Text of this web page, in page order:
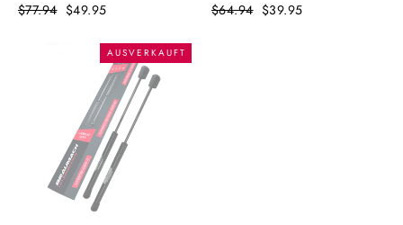
Normaler
$77.94 Sonderpreis
$49.95
Normaler
$64.94 Sonderpreis
$39.95
AUSVERKAUFT